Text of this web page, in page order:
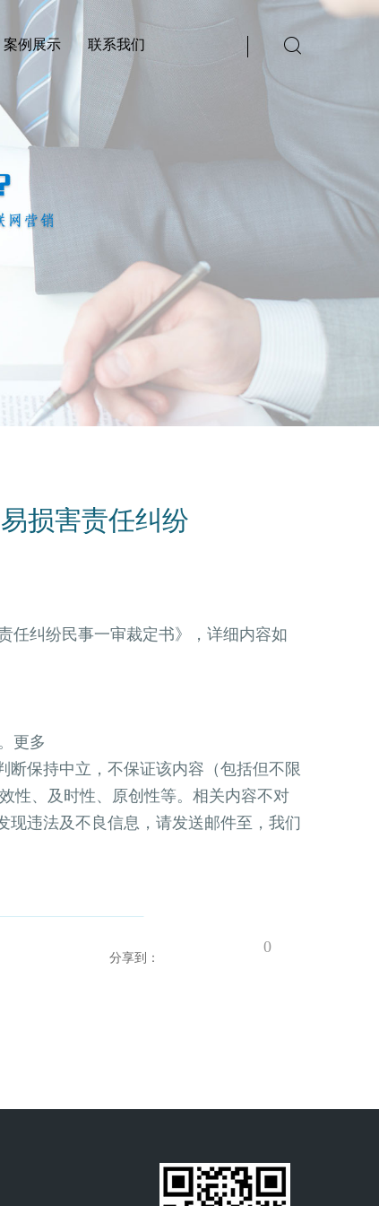
案例展示 联系我们
损害责任纠纷
纠纷民事一审裁定书》，详细内容如
更多
保持中立，不保证该内容（包括但不限
性、及时性、原创性等。相关内容不对
违法及不良信息，请发送邮件至，我们
分享到：
0